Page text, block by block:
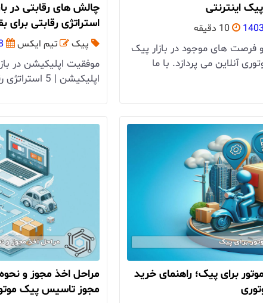
اینترنتی
10 دقیقه
فرصت ‌های موجود در بازار پیک
آنلاین می پردازد. با ما
استراتژی‌ رقابتی برای
پیک تیم ایکس 28
موفقیت اپلیکیشن در
اپلیکیشن | 5 استراتژی رقابتی در بازار
برای پیک؛ راهنمای خرید
مراحل اخذ مجوز و
مجوز تاسیس پیک